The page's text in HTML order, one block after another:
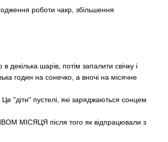
роботи чакр, збільшення
шарів, потім запалити свічку і
годин на сонечко, а вночі на місячне
"діти" пустелі, які заряджаються сонцем
після того як відпрацювали з